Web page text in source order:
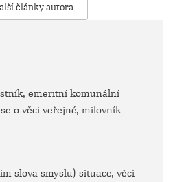
články autora
emeritní komunální
o věci veřejné, milovník
slova smyslu) situace, věci